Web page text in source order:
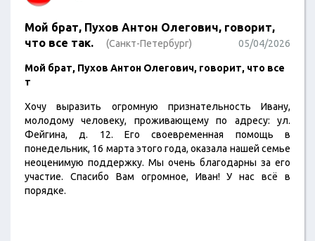
Мой брат, Пухов Антон Олегович, говорит,
что все так.
(Санкт-Петербург) 05/04/2026
Мой брат, Пухов Антон Олегович, говорит, что все
т
Хочу выразить огромную признательность Ивану,
молодому человеку, проживающему по адресу: ул.
Фейгина, д. 12. Его своевременная помощь в
понедельник, 16 марта этого года, оказала нашей семье
неоценимую поддержку. Мы очень благодарны за его
участие. Спасибо Вам огромное, Иван! У нас всё в
порядке.